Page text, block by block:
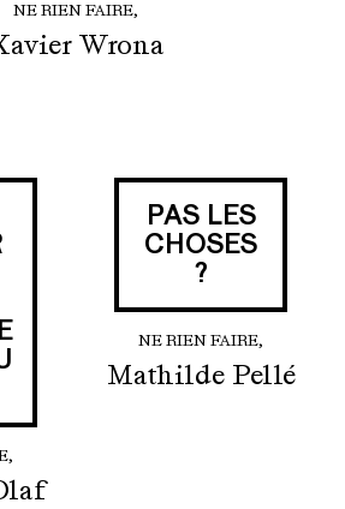
NE RIEN FAIRE,
Wrona
PAS LES
CHOSES
?
NE RIEN FAIRE,
Mathilde Pellé